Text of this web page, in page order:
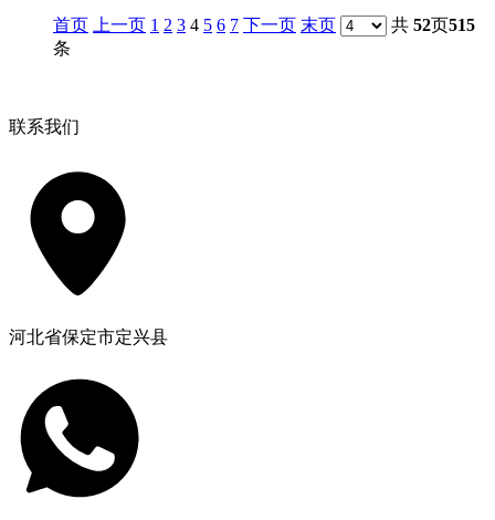
首页 上一页 1 2 3 4 5 6 7 下一页 末页 共 52页515
条
联系我们
河北省保定市定兴县